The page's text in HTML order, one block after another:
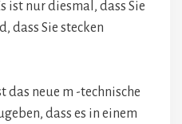
ist nur diesmal, dass Sie
dass Sie stecken
neue m -technische
dass es in einem